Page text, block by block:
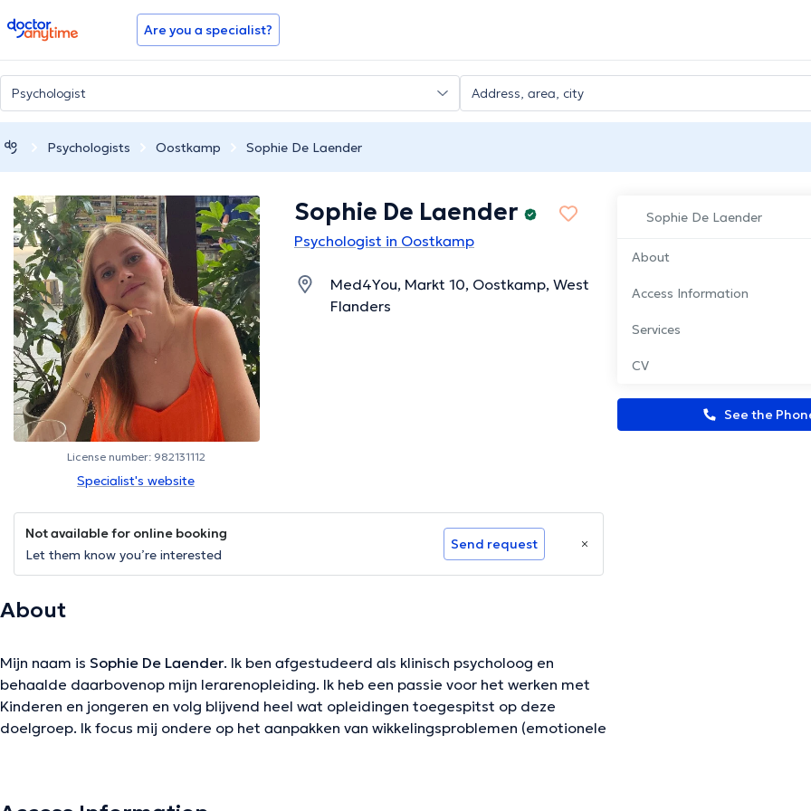
doctoranytime Are you a specialist?
Psychologists Oostkamp Sophie De Laender
Sophie De Laender
About
Access Information
Services
CV
See the
License number: 982131112
Specialist's website
Sophie De Laender
Psychologist in Oostkamp
Med4You, Markt 10, Oostkamp, West
Flanders
Not available for online booking
Let them know you’re interested
Send request
About
Mijn naam is Sophie De Laender. Ik ben afgestudeerd als klinisch psycholoog en
behaalde daarbovenop mijn lerarenopleiding. Ik heb een passie voor het werken met
Kinderen en jongeren en volg blijvend heel wat opleidingen toegespitst op deze
doelgroep. Ik focus mij ondere op het aanpakken van wikkelingsproblemen (emotionele